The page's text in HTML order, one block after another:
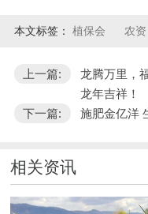
本文标签： 植保会 农资
上一篇:
龙腾万里，
龙年吉祥！
下一篇:
施肥金亿洋
相关资讯